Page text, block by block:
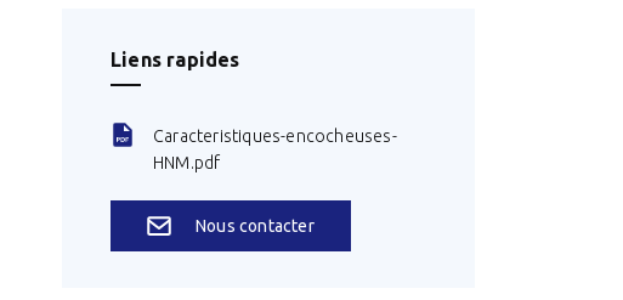
Liens rapides
Caracteristiques-encocheuses-
HNM.pdf
Nous contacter